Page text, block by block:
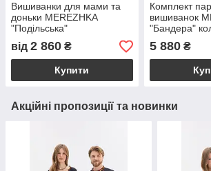
Вишиванки для мами та
доньки MEREZHKA
"Подільська"
від 2 860 ₴
Купити
Комплект
вишиванок
"Бандера"
Натхненні
5 880₴
Акційні пропозиції та новинки